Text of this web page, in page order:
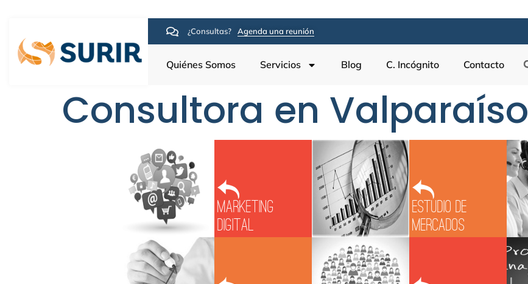
¿Consultas? Agenda una reunión
Quiénes Somos Servicios Blog C. Incógnito Contacto
Consultora en Valparaíso
Marketing
Digital
Estudio de
Mercados